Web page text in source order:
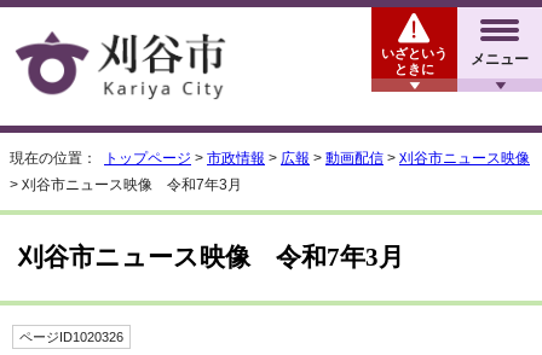
メニュー
いざという
ときに
現在の位置： トップページ > 市政情報 > 広報 > 動画配信 > 刈谷市ニュース映像
> 刈谷市ニュース映像 令和7年3月
刈谷市ニュース映像 令和7年3月
ページID1020326